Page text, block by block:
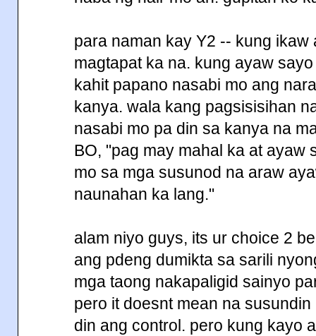
para naman kay Y2 -- kung ikaw
magtapat ka na. kung ayaw
kahit papano nasabi mo ang
kanya. wala kang pagsisisihan
nasabi mo pa din sa kanya na
BO, "pag may mahal ka at ayaw
mo sa mga susunod na araw
naunahan ka lang."
alam niyo guys, its ur choice 2
ang pdeng dumikta sa sarili
mga taong nakapaligid sainyo
pero it doesnt mean na
din ang control. pero kung kayo